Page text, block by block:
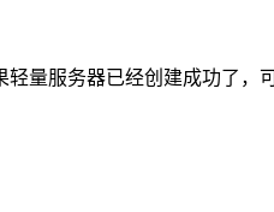
轻量服务器已经创建成功了，